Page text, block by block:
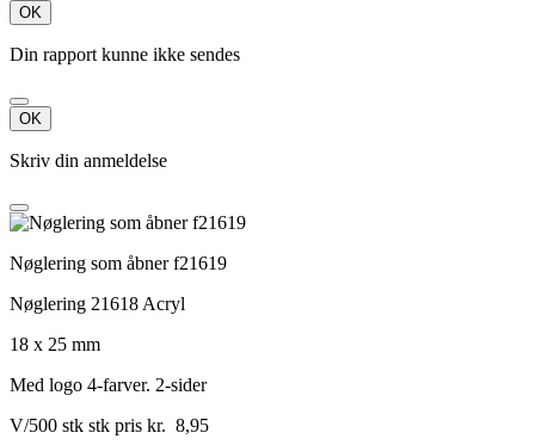
OK
Din rapport kunne ikke sendes
OK
Skriv din anmeldelse
Nøglering som åbner f21619
Nøglering 21618 Acryl
18 x 25 mm
Med logo 4-farver. 2-sider
V/500 stk stk pris kr. 8,95